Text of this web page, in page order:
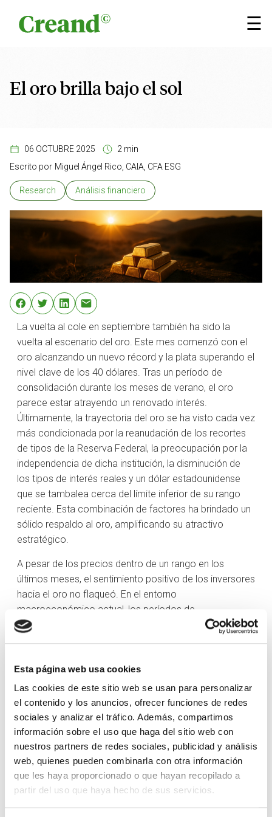
Esta página web usa cookies
Las cookies de este sitio web se usan para personalizar
el contenido y los anuncios, ofrecer funciones de redes
sociales y analizar el tráfico. Además, compartimos
información sobre el uso que haga del sitio web con
nuestros partners de redes sociales, publicidad y análisis
web, quienes pueden combinarla con otra información
que les haya proporcionado o que hayan recopilado a
partir del uso que haya hecho de sus servicios.
☰
×
El oro brilla bajo el sol
06 OCTUBRE 2025
2 min
Escrito por Miguel Ángel Rico, CAIA, CFA ESG
Research Análisis financiero
La vuelta al cole en septiembre también ha sido la
vuelta al escenario del oro. Este mes comenzó con el
oro alcanzando un nuevo récord y la plata superando el
nivel clave de los 40 dólares. Tras un período de
consolidación durante los meses de verano, el oro
parece estar atrayendo un renovado interés.
Últimamente, la trayectoria del oro se ha visto cada vez
más condicionada por la reanudación de los recortes
de tipos de la Reserva Federal, la preocupación por la
independencia de dicha institución, la disminución de
los tipos de interés reales y un dólar estadounidense
que se tambalea cerca del límite inferior de su rango
reciente. Esta combinación de factores ha brindado un
sólido respaldo al oro, amplificando su atractivo
estratégico.
A pesar de los precios dentro de un rango en los
últimos meses, el sentimiento positivo de los inversores
hacia el oro no flaqueó. En el entorno
macroeconómico actual, los períodos de
consolidación y corrección se consideran parte natural
no es alto, y muchos inversores esperan mejores
puntos de entrada.
Si pensamos en factores macro que históricamente
han influido en el precio del oro, también estamos en un
momento adecuado: cuando los bancos centrales
suben los tipos, los activos como bonos o depósitos
resultan más atractivos, lo que puede reducir la
demanda de oro (que no genera rendimientos). Pero